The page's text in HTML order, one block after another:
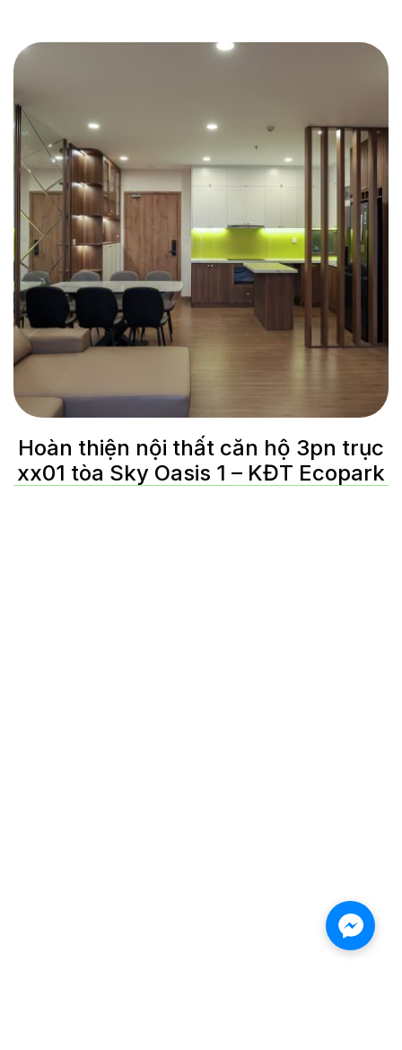
Hoàn thiện nội thất căn hộ 3pn trục
xx01 tòa Sky Oasis 1 – KĐT Ecopark